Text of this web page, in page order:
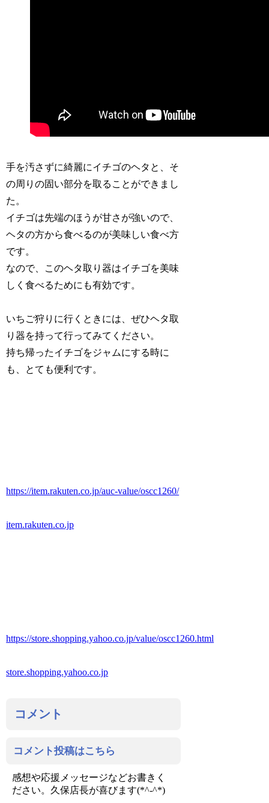
手を汚さずに綺麗にイチゴのヘタと、そ
の周りの固い部分を取ることができまし
た。
イチゴは先端のほうが甘さが強いので、
ヘタの方から食べるのが美味しい食べ方
です。
なので、このヘタ取り器はイチゴを美味
しく食べるためにも有効です。
いちご狩りに行くときには、ぜひヘタ取
り器を持って行ってみてください。
持ち帰ったイチゴをジャムにする時に
も、とても便利です。
https://item.rakuten.co.jp/auc-value/oscc1260/
item.rakuten.co.jp
https://store.shopping.yahoo.co.jp/value/oscc1260.html
store.shopping.yahoo.co.jp
コメント
コメント投稿はこちら
感想や応援メッセージなどお書きく
ださい。久保店長が喜びます(*^-^*)